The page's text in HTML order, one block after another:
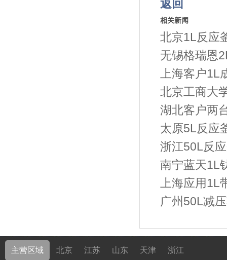
返回
相关新闻
北京1L反应
无锡格瑞恩
上海客户1L
北京工商大
湖北客户两
太原5L反应
浙江50L反
南宁蓝天1L
上海应用
广州50L减
主营区域 北京 江苏 山东 天津 浙江